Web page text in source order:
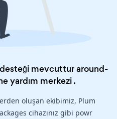
mevcuttur around-
yardım merkezi.
oluşan ekibimiz, Plum
cihazınız gibi powr